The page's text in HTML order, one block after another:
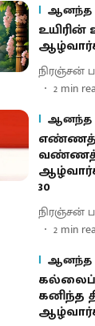
ஆனந்த
உயிரின்
நிரஞ்சன்
2 min
ஆனந்த
30
நிரஞ்சன்
2 min
ஆனந்த
கனிந்த